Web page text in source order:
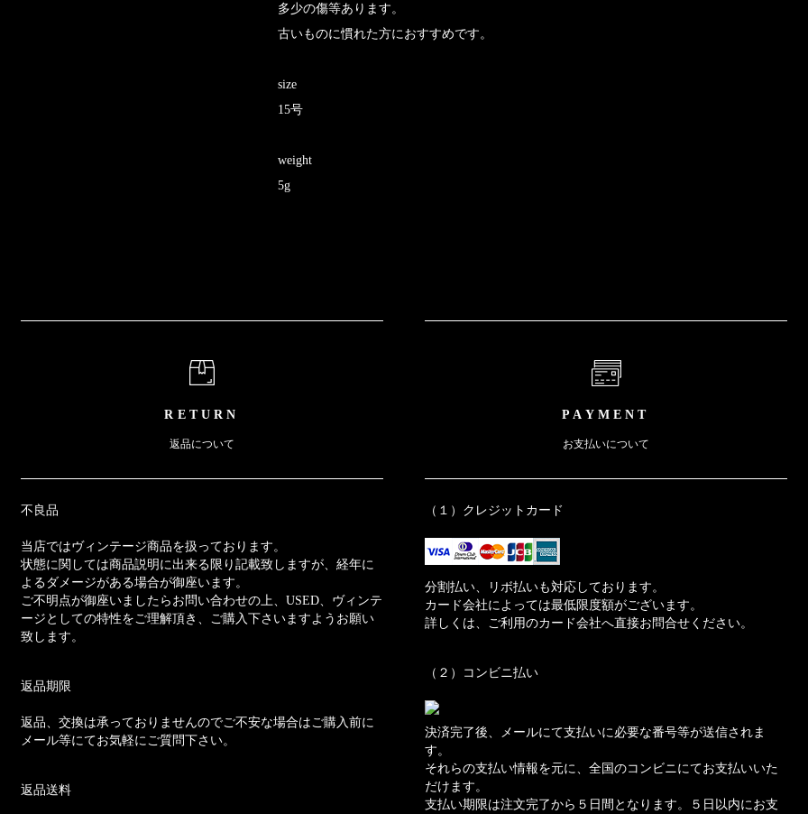
多少の傷等あります。
古いものに慣れた方におすすめです。
size
15号
weight
5g
RETURN
返品について
不良品
当店ではヴィンテージ商品を扱っております。
状態に関しては商品説明に出来る限り記載致しますが、経年に
よるダメージがある場合が御座います。
ご不明点が御座いましたらお問い合わせの上、USED、ヴィンテ
ージとしての特性をご理解頂き、ご購入下さいますようお願い
致します。
返品期限
返品、交換は承っておりませんのでご不安な場合はご購入前に
メール等にてお気軽にご質問下さい。
返品送料
PAYMENT
お支払いについて
（１）クレジットカード
分割払い、リボ払いも対応しております。
カード会社によっては最低限度額がございます。
詳しくは、ご利用のカード会社へ直接お問合せください。
（２）コンビニ払い
決済完了後、メールにて支払いに必要な番号等が送信されま
す。
それらの支払い情報を元に、全国のコンビニにてお支払いいた
だけます。
支払い期限は注文完了から５日間となります。５日以内にお支